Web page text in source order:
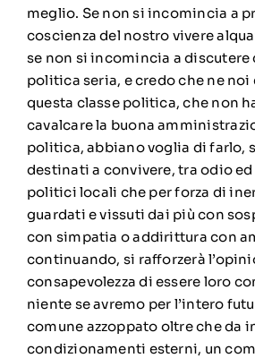
meglio. Se non si incomincia a
coscienza del nostro vivere
se non si incomincia a discutere
politica seria, e credo che ne noi
questa classe politica, che non
cavalcare la buona
politica, abbiano voglia di farlo,
destinati a convivere, tra odio
politici locali che per forza di
guardati e vissuti dai più con
con simpatia o addirittura con
continuando, si rafforzerà
consapevolezza di essere loro
niente se avremo per l’intero
comune azzoppato oltre che da
condizionamenti esterni, un